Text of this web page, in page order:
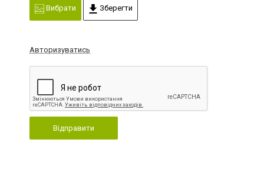
Вибрати
Зберегти
Авторизуватись
Відправити